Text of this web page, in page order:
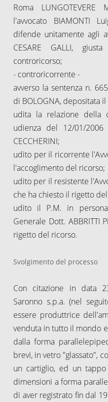
Roma LUNGOTEVERE
l'avvocato BIAMONTI
difende unitamente agli
CESARE GALLI,
controricorso;
- controricorrente -
avverso la sentenza n.
di BOLOGNA, depositata
udita la relazione della
udienza del 12/01/
CECCHERINI;
udito per il ricorrente
l'accoglimento del ricorso;
udito per il resistente
che ha chiesto il rigetto
udito il P.M. in
Generale Dott. ABBRITTI
rigetto del ricorso.
Svolgimento del processo
Con citazione in data
Saronno s.p.a. (nel
essere produttrice
venduta in tutto il mondo
dalla forma
brevi, in vetro "glassato",
un cartiglio, ed un
dimensioni a forma
di aver registrato fin dal